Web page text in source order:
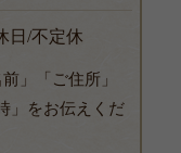
日/不定休
」「ご住所」
」をお伝えくだ